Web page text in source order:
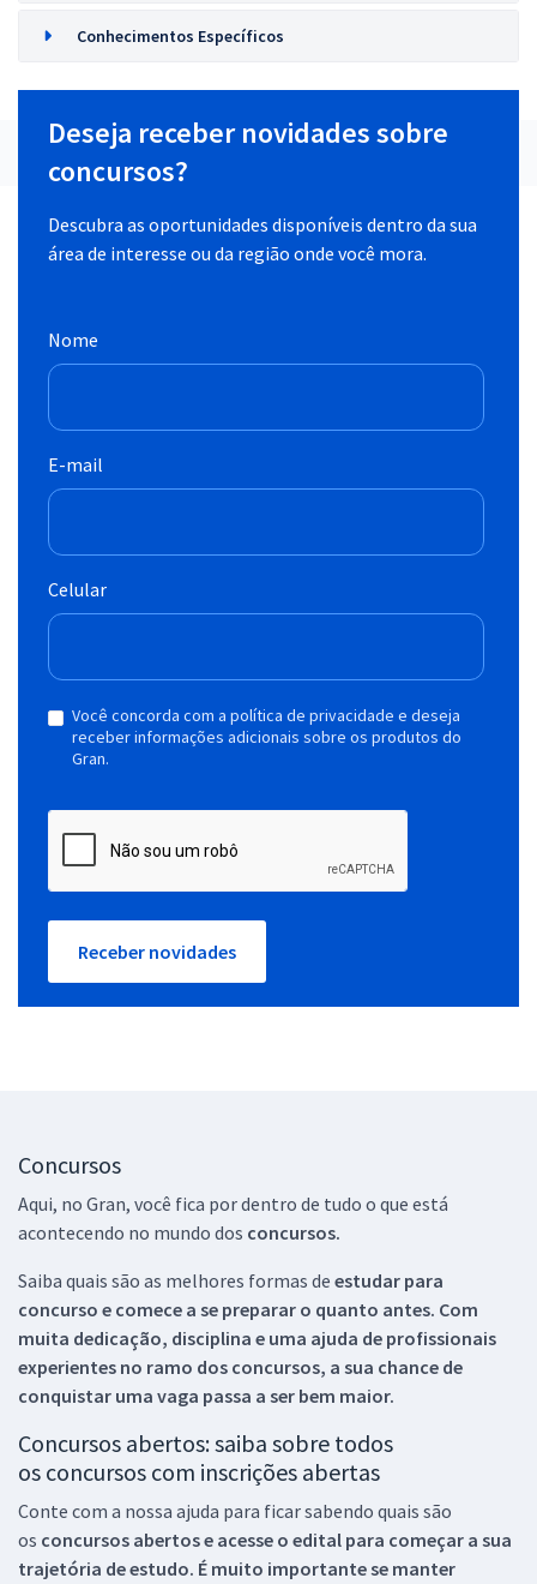
Conhecimentos Específicos
Deseja receber novidades sobre
concursos?
Descubra as oportunidades disponíveis dentro da sua
área de interesse ou da região onde você mora.
Nome
E-mail
Celular
Você concorda com a política de privacidade e deseja
receber informações adicionais sobre os produtos do
Gran.
Receber novidades
Concursos
Aqui, no Gran, você fica por dentro de tudo o que está
acontecendo no mundo dos concursos.
Saiba quais são as melhores formas de estudar para
concurso e comece a se preparar o quanto antes. Com
muita dedicação, disciplina e uma ajuda de profissionais
experientes no ramo dos concursos, a sua chance de
conquistar uma vaga passa a ser bem maior.
Concursos abertos: saiba sobre todos
os concursos com inscrições abertas
Conte com a nossa ajuda para ficar sabendo quais são
os concursos abertos e acesse o edital para começar a sua
trajetória de estudo. É muito importante se manter